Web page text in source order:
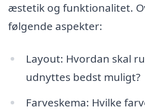
æstetik og funktionalitet.
følgende aspekter:
Layout: Hvordan skal
udnyttes bedst muligt?
Farveskema: Hvilke